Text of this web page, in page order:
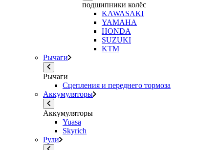
подшипники колёс
KAWASAKI
YAMAHA
HONDA
SUZUKI
KTM
Рычаги
Рычаги
Сцепления и переднего тормоза
Аккумуляторы
Аккумуляторы
Yuasa
Skyrich
Рули